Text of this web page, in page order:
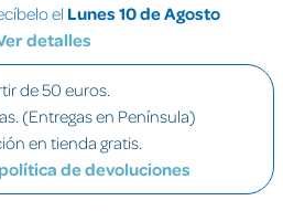
el Lunes 10 de Agosto
detalles
de 50 euros.
(Entregas en Península)
en tienda gratis.
de devoluciones